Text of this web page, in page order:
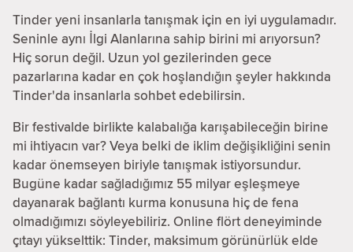
Tinder yeni insanlarla tanışmak için en iyi uygulamadır.
Seninle aynı İlgi Alanlarına sahip birini mi arıyorsun?
Hiç sorun değil. Uzun yol gezilerinden gece
pazarlarına kadar en çok hoşlandığın şeyler hakkında
Tinder'da insanlarla sohbet edebilirsin.
Bir festivalde birlikte kalabalığa karışabileceğin birine
mi ihtiyacın var? Veya belki de iklim değişikliğini senin
kadar önemseyen biriyle tanışmak istiyorsundur.
Bugüne kadar sağladığımız 55 milyar eşleşmeye
dayanarak bağlantı kurma konusuna hiç de fena
olmadığımızı söyleyebiliriz. Online flört deneyiminde
çıtayı yükselttik: Tinder, maksimum görünürlük elde